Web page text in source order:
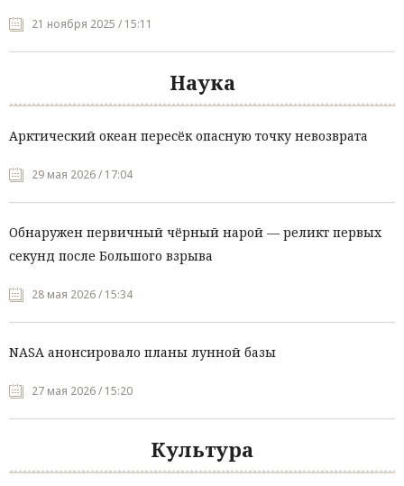
21 ноября 2025 / 15:11
Наука
Арктический океан пересёк опасную точку невозврата
29 мая 2026 / 17:04
Обнаружен первичный чёрный нарой — реликт первых
секунд после Большого взрыва
28 мая 2026 / 15:34
NASA анонсировало планы лунной базы
27 мая 2026 / 15:20
Культура